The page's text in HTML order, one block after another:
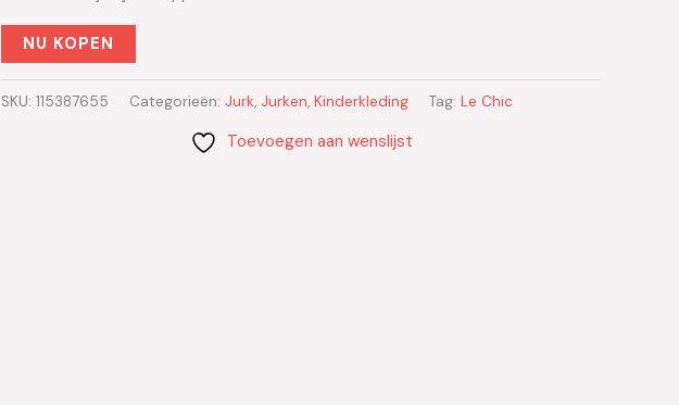
NU KOPEN
SKU: 115387655 Categorieën: Jurk, Jurken, Kinderkleding Tag: Le Chic
Toevoegen aan wenslijst